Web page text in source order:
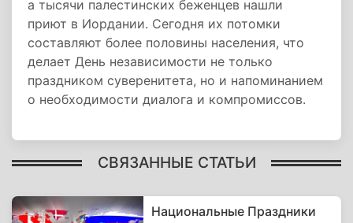
а тысячи палестинских беженцев нашли
приют в Иордании. Сегодня их потомки
составляют более половины населения, что
делает День независимости не только
праздником суверенитета, но и напоминанием
о необходимости диалога и компромиссов.
СВЯЗАННЫЕ СТАТЬИ
Национальные Праздники